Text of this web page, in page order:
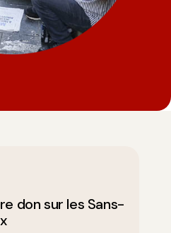
don sur les Sans-